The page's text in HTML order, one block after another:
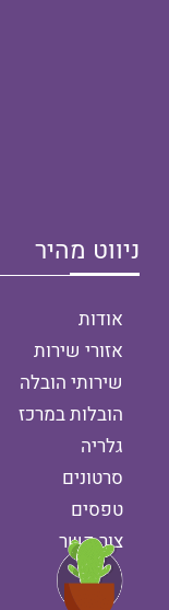
ניווט מהיר
אודות
אזורי שירות
שירותי הובלה
הובלות במרכז
גלריה
סרטונים
טפסים
צור קשר